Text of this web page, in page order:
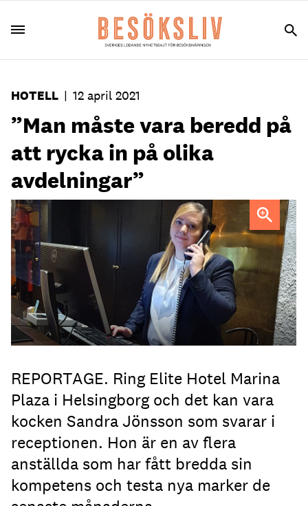
HOTELL | 12 april 2021
”Man måste vara beredd på
att rycka in på olika
avdelningar”
Kocken Sandra Jönsson har börjat jobba i receptionen
under pandemin.
Foto: Privat
REPORTAGE. Ring Elite Hotel Marina
Plaza i Helsingborg och det kan vara
kocken Sandra Jönsson som svarar i
receptionen. Hon är en av flera
anställda som har fått bredda sin
kompetens och testa nya marker de